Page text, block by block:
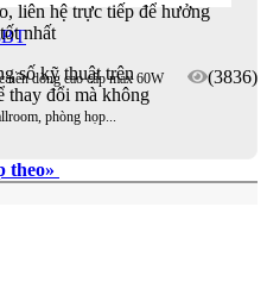
(3836)
nền dòng cao cấp max 60W
phòng họp...
liên hệ trực tiếp để hưởng
nhất
số kỹ thuật trên
thay đổi mà không
theo»